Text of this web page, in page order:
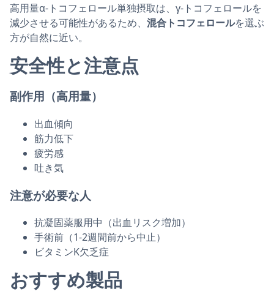
高用量α-トコフェロール単独摂取は、γ-トコフェロールを
減少させる可能性があるため、 混合トコフェロールを選ぶ
方が自然に近い。
安全性と注意点
副作用（高用量）
出血傾向
筋力低下
疲労感
吐き気
注意が必要な人
抗凝固薬服用中（出血リスク増加）
手術前（1-2週間前から中止）
ビタミンK欠乏症
おすすめ製品